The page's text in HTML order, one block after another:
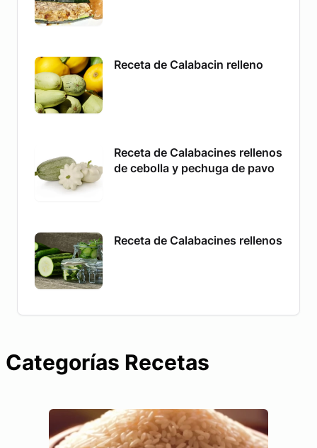
Receta de Calabacin relleno
Receta de Calabacines rellenos
de cebolla y pechuga de pavo
Receta de Calabacines rellenos
Categorías Recetas